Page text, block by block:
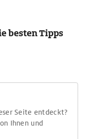
besten Tipps
Seite entdeckt?
Ihnen und